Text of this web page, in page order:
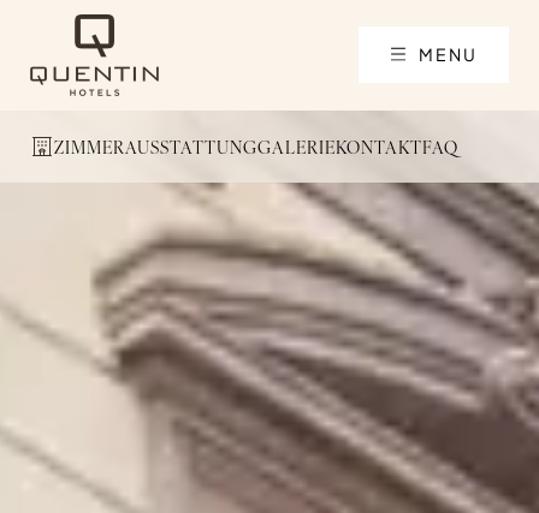
MENU
ZIMMERAUSSTATTUNGGALERIEKONTAKTFAQ